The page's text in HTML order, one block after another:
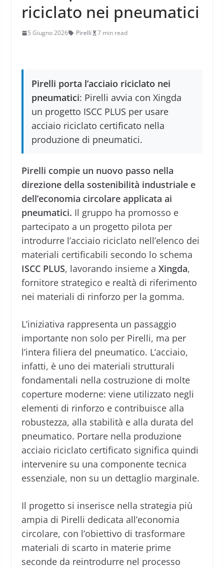
riciclato nei pneumatici
5 Giugno 2026 Pirelli 7 min read
Pirelli porta l’acciaio riciclato nei
pneumatici: Pirelli avvia con Xingda
un progetto ISCC PLUS per usare
acciaio riciclato certificato nella
produzione di pneumatici.
Pirelli compie un nuovo passo nella
direzione della sostenibilità industriale e
dell’economia circolare applicata ai
pneumatici. Il gruppo ha promosso e
partecipato a un progetto pilota per
introdurre l’acciaio riciclato nell’elenco dei
materiali certificabili secondo lo schema
ISCC PLUS, lavorando insieme a Xingda,
fornitore strategico e realtà di riferimento
nei materiali di rinforzo per la gomma.
L’iniziativa rappresenta un passaggio
importante non solo per Pirelli, ma per
l’intera filiera del pneumatico. L’acciaio,
infatti, è uno dei materiali strutturali
fondamentali nella costruzione di molte
coperture moderne: viene utilizzato negli
elementi di rinforzo e contribuisce alla
robustezza, alla stabilità e alla durata del
pneumatico. Portare nella produzione
acciaio riciclato certificato significa quindi
intervenire su una componente tecnica
essenziale, non su un dettaglio marginale.
Il progetto si inserisce nella strategia più
ampia di Pirelli dedicata all’economia
circolare, con l’obiettivo di trasformare
materiali di scarto in materie prime
seconde da reintrodurre nel processo